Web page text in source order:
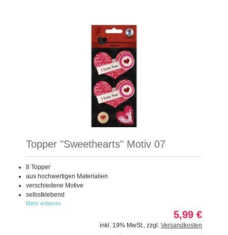
Topper "Sweethearts" Motiv 07
8 Topper
aus hochwertigen Materialien
verschiedene Motive
selbstklebend
Mehr erfahren
5,99 €
inkl. 19% MwSt. zzgl. Versandkosten